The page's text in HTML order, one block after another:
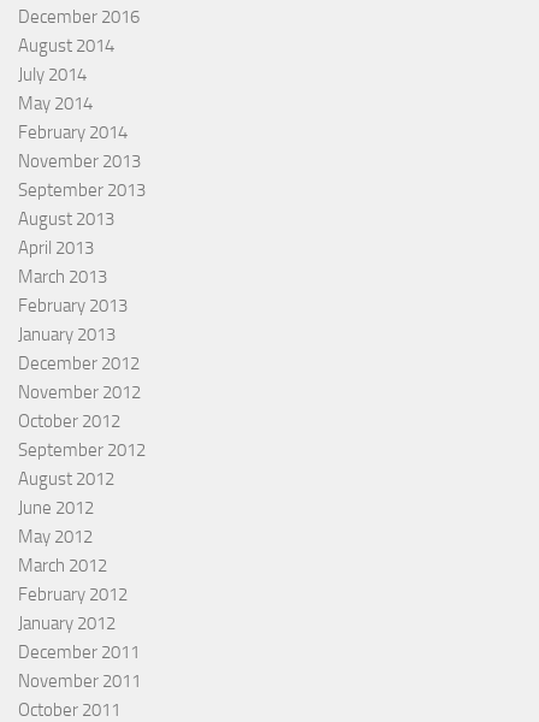
December 2016
August 2014
July 2014
May 2014
February 2014
November 2013
September 2013
August 2013
April 2013
March 2013
February 2013
January 2013
December 2012
November 2012
October 2012
September 2012
August 2012
June 2012
May 2012
March 2012
February 2012
January 2012
December 2011
November 2011
October 2011